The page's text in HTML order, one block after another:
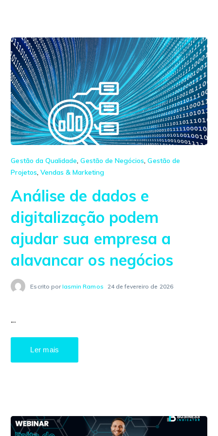
Gestão da Qualidade,Gestão de Negócios,Gestão de
Projetos, Vendas & Marketing
Análise de dados e
digitalização podem
ajudar sua empresa a
alavancar os negócios
Escrito porIasmin Ramos 24 de fevereiro de 2026
...
Ler mais